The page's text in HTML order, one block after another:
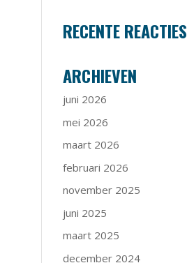
RECENTE REACTIES
ARCHIEVEN
juni 2026
mei 2026
maart 2026
februari 2026
november 2025
juni 2025
maart 2025
december 2024